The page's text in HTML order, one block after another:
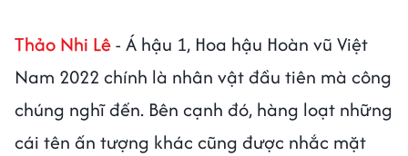
Thảo Nhi Lê- Á hậu 1, Hoa hậu Hoàn vũ Việt
Nam 2022 chính là nhân vật đầu tiên mà công
chúng nghĩ đến. Bên cạnh đó, hàng loạt những
cái tên ấn tượng khác cũng được nhắc mặt